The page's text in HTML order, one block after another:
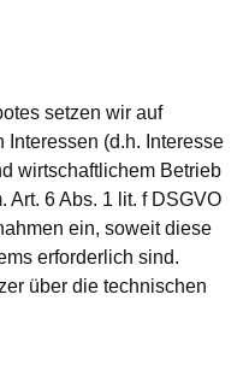
setzen wir auf
(d.h. Interesse
wirtschaftlichem Betrieb
Art. 6 Abs. 1 lit. f DSGVO
ein, soweit diese
erforderlich sind.
über die technischen